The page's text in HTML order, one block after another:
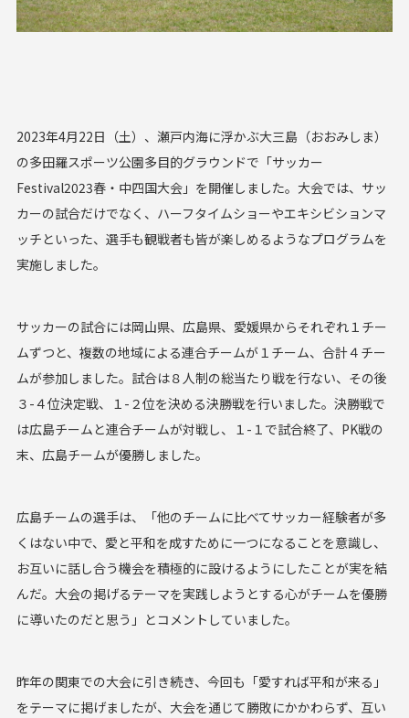
2023年4月22日（土）、瀬戸内海に浮かぶ大三島（おおみしま）
の多田羅スポーツ公園多目的グラウンドで「サッカー
Festival2023春・中四国大会」を開催しました。大会では、サッ
カーの試合だけでなく、ハーフタイムショーやエキシビションマ
ッチといった、選手も観戦者も皆が楽しめるようなプログラムを
実施しました。
サッカーの試合には岡山県、広島県、愛媛県からそれぞれ１チー
ムずつと、複数の地域による連合チームが１チーム、合計４チー
ムが参加しました。試合は８人制の総当たり戦を行ない、その後
３-４位決定戦、１-２位を決める決勝戦を行いました。決勝戦で
は広島チームと連合チームが対戦し、１-１で試合終了、PK戦の
末、広島チームが優勝しました。
広島チームの選手は、「他のチームに比べてサッカー経験者が多
くはない中で、愛と平和を成すために一つになることを意識し、
お互いに話し合う機会を積極的に設けるようにしたことが実を結
んだ。大会の掲げるテーマを実践しようとする心がチームを優勝
に導いたのだと思う」とコメントしていました。
昨年の関東での大会に引き続き、今回も「愛すれば平和が来る」
をテーマに掲げましたが、大会を通じて勝敗にかかわらず、互い